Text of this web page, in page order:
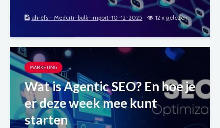
ahrefs - Medcrtr-bulk-import-10-12-2025 12 x gelezen
MARKETING
Wat is Agentic SEO? En hoe je
er deze week mee kunt
starten